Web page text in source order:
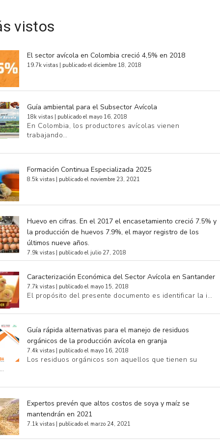
vistos
El sector avícola en Colombia creció 4,5% en 2018
19.7k vistas | publicado el diciembre 18, 2018
Guía ambiental para el Subsector Avícola
18k vistas | publicado el mayo 16, 2018
En Colombia, los productores avícolas vienen
trabajando…
Formación Continua Especializada 2025
8.5k vistas | publicado el noviembre 23, 2021
Huevo en cifras. En el 2017 el encasetamiento creció 7.5% y
la producción de huevos 7.9%, el mayor registro de los
últimos nueve años.
7.9k vistas | publicado el julio 27, 2018
Caracterización Económica del Sector Avícola en Santander
7.7k vistas | publicado el mayo 15, 2018
El propósito del presente documento es identificar la i…
Guía rápida alternativas para el manejo de residuos
orgánicos de la producción avícola en granja
7.4k vistas | publicado el mayo 16, 2018
Los residuos orgánicos son aquellos que tienen su
Expertos prevén que altos costos de soya y maíz se
mantendrán en 2021
7.1k vistas | publicado el marzo 24, 2021